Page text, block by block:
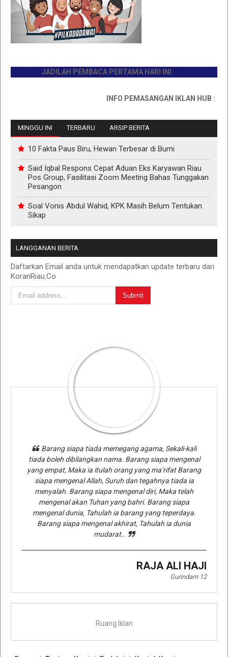
JADILAH PEMBACA PERTAMA HARI INI
INFO PEMASANGAN IKLAN HUB :
MINGGU INI TERBARU ARSIP BERITA
10 Fakta Paus Biru, Hewan Terbesar di Bumi
Said Iqbal Respons Cepat Aduan Eks Karyawan Riau
Pos Group, Fasilitasi Zoom Meeting Bahas Tunggakan
Pesangon
Soal Vonis Abdul Wahid, KPK Masih Belum Tentukan
Sikap
LANGGANAN BERITA
Daftarkan Email anda untuk mendapatkan update terbaru dari
KoranRiau.Co
Barang siapa tiada memegang agama, Sekali-kali
tiada boleh dibilangkan nama. Barang siapa mengenal
yang empat, Maka ia itulah orang yang ma’rifat Barang
siapa mengenal Allah, Suruh dan tegahnya tiada ia
menyalah. Barang siapa mengenal diri, Maka telah
mengenal akan Tuhan yang bahri. Barang siapa
mengenal dunia, Tahulah ia barang yang teperdaya.
Barang siapa mengenal akhirat, Tahulah ia dunia
mudarat..
RAJA ALI HAJI
Gurindam 12
Ruang Iklan